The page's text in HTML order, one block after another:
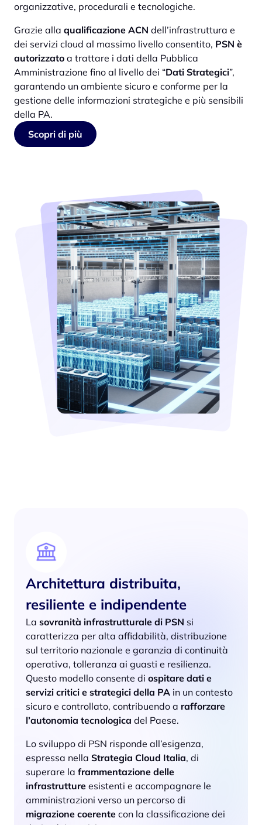
organizzative, procedurali e tecnologiche.
Grazie alla qualificazione ACN dell’infrastruttura e
dei servizi cloud al massimo livello consentito, PSN è
autorizzato a trattare i dati della Pubblica
Amministrazione fino al livello dei “Dati Strategici”,
garantendo un ambiente sicuro e conforme per la
gestione delle informazioni strategiche e più sensibili
della PA.
Scopri di più
Architettura distribuita,
resiliente e indipendente
La sovranità infrastrutturale di PSN si
caratterizza per alta affidabilità, distribuzione
sul territorio nazionale e garanzia di continuità
operativa, tolleranza ai guasti e resilienza.
Questo modello consente di ospitare dati e
servizi critici e strategici della PA in un contesto
sicuro e controllato, contribuendo a rafforzare
l’autonomia tecnologica del Paese.
Lo sviluppo di PSN risponde all’esigenza,
espressa nella Strategia Cloud Italia, di
superare la frammentazione delle
infrastrutture esistenti e accompagnare le
amministrazioni verso un percorso di
migrazione coerente con la classificazione dei